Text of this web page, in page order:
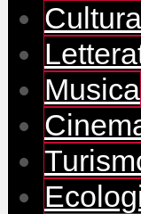
Cultura
Musica